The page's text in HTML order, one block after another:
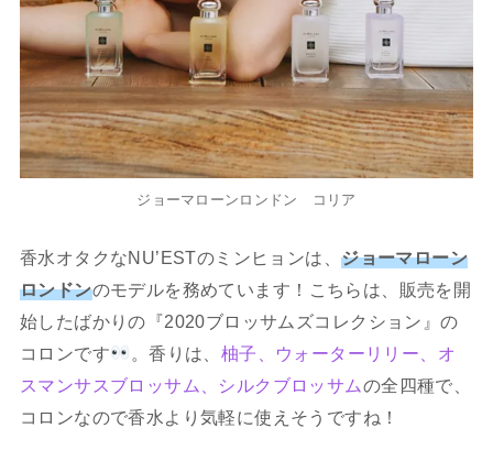
ジョーマローンロンドン コリア
香水オタクなNU’ESTのミンヒョンは、ジョーマローン
ロンドンのモデルを務めています！こちらは、販売を開
始したばかりの『2020ブロッサムズコレクション』の
コロンです
。香りは、 柚子、ウォーターリリー、オ
スマンサスブロッサム、シルクブロッサムの全四種で、
コロンなので香水より気軽に使えそうですね！